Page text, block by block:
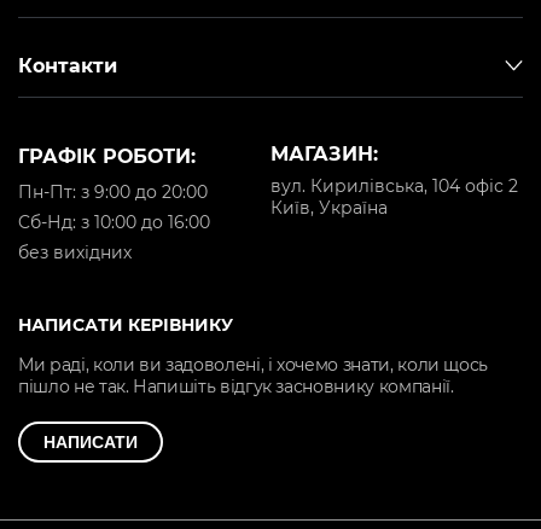
Контакти
МАГАЗИН:
вул. Кирилівська, 104 офіс 2
Київ, Україна
ГРАФІК РОБОТИ:
Пн-Пт: з 9:00 до 20:00
Cб-Нд: з 10:00 до 16:00
без вихідних
НАПИСАТИ КЕРІВНИКУ
Ми раді, коли ви задоволені, і хочемо знати, коли щось
пішло не так. Напишіть відгук засновнику компанії.
НАПИСАТИ